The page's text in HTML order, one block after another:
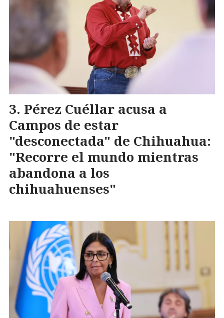
Pérez Cuéllar acusa a
Campos de estar
"desconectada" de Chihuahua:
"Recorre el mundo mientras
abandona a los
chihuahuenses"